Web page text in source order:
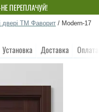
ПЕРЕПЛАЧУЙ!
двері ТМ Фаворит / Modern-17
Установка Доставка Оплата